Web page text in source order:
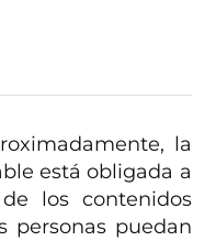
la
está obligada a
los contenidos
personas puedan